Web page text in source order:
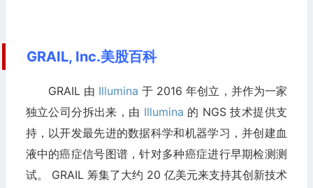
GRAIL, Inc.美股百科
GRAIL 由 Illumina 于 2016 年创立，并作为一家
独立公司分拆出来，由 Illumina 的 NGS 技术提供支
持，以开发最先进的数据科学和机器学习，并创建血
液中的癌症信号图谱，针对多种癌症进行早期检测测
试。 GRAIL 筹集了大约 20 亿美元来支持其创新技术